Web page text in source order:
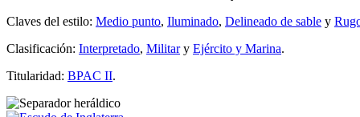
Claves del estilo: Medio punto, Iluminado, Delineado de sable y
Clasificación: Interpretado, Military Ejército y Marina.
Titularidad: BPAC II.